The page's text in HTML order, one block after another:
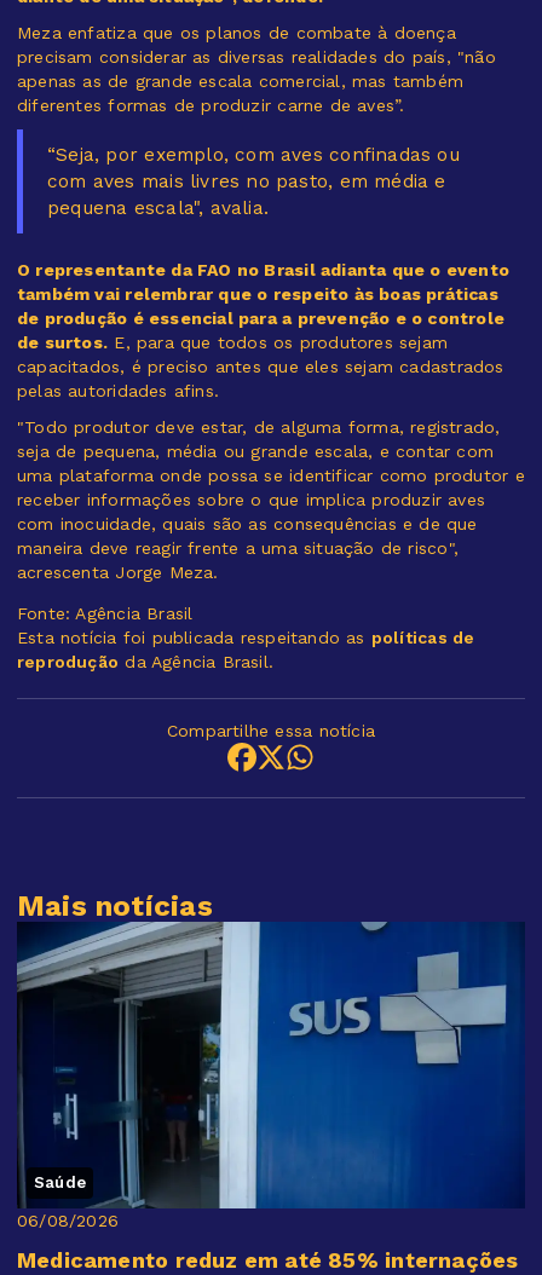
Meza enfatiza que os planos de combate à doença
precisam considerar as diversas realidades do país, "não
apenas as de grande escala comercial, mas também
diferentes formas de produzir carne de aves”.
“Seja, por exemplo, com aves confinadas ou
com aves mais livres no pasto, em média e
pequena escala", avalia.
O representante da FAO no Brasil adianta que o evento
também vai relembrar que o respeito às boas práticas
de produção é essencial para a prevenção e o controle
de surtos. E, para que todos os produtores sejam
capacitados, é preciso antes que eles sejam cadastrados
pelas autoridades afins.
"Todo produtor deve estar, de alguma forma, registrado,
seja de pequena, média ou grande escala, e contar com
uma plataforma onde possa se identificar como produtor e
receber informações sobre o que implica produzir aves
com inocuidade, quais são as consequências e de que
maneira deve reagir frente a uma situação de risco",
acrescenta Jorge Meza.
Fonte: Agência Brasil
Esta notícia foi publicada respeitando as políticas de
reprodução da Agência Brasil.
Compartilhe essa notícia
Mais notícias
Saúde
06/08/2026
Medicamento reduz em até 85% internações